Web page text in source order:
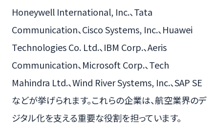
Honeywell International, Inc.、Tata
Communication、Cisco Systems, Inc.、Huawei
Technologies Co. Ltd.、IBM Corp.、Aeris
Communication、Microsoft Corp.、Tech
Mahindra Ltd.、Wind River Systems, Inc.、SAP SE
などが挙げられます。これらの企業は、航空業界のデ
ジタル化を支える重要な役割を担っています。